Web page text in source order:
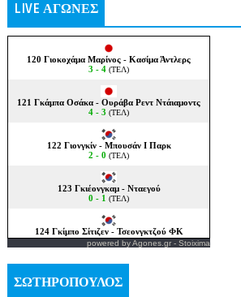
LIVE ΑΓΩΝΕΣ
powered byAgones.gr- Stoixima
ΣΩΤΗΡΟΠΟΥΛΟΣ